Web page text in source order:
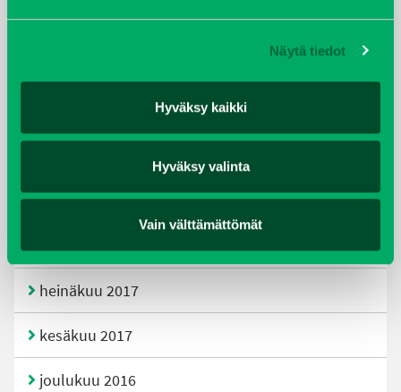
Näytä tiedot
Hyväksy kaikki
Hyväksy valinta
Vain välttämättömät
joulukuu 2019
tammikuu 2018
joulukuu 2017
heinäkuu 2017
kesäkuu 2017
joulukuu 2016